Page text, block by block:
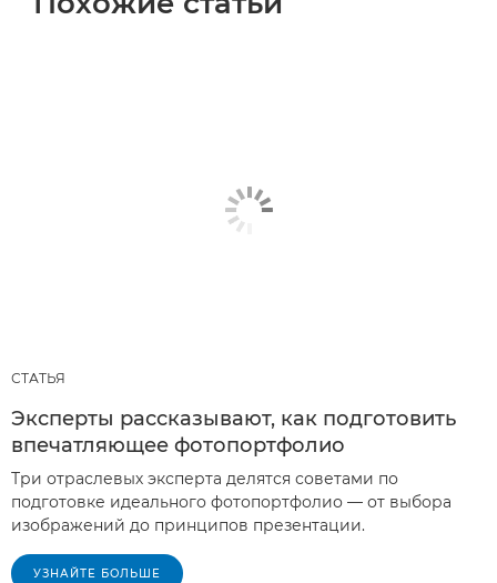
СТАТЬЯ
Эксперты рассказывают, как подготовить
впечатляющее фотопортфолио
Три отраслевых эксперта делятся советами по
подготовке идеального фотопортфолио — от выбора
изображений до принципов презентации.
УЗНАЙТЕ БОЛЬШЕ